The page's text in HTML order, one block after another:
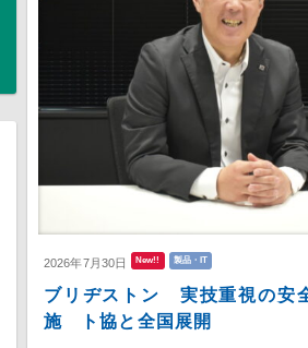
2026年7月30日 New!! 製品・IT
ブリヂストン 実技重視の安
施 ト協と全国展開